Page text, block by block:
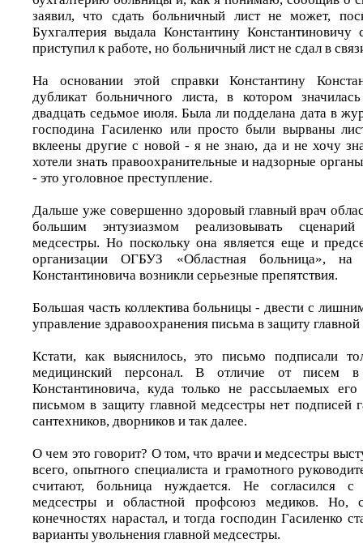
заявил, что сдать больничный лист не может,
Бухгалтерия выдала Константину
приступил к работе, но больничный лист не сдал в
На основании этой справки Константину
дубликат больничного листа, в котором
двадцать седьмое июля. Была ли подделана дата в
господина Гасиленко или просто были вырваны
вклеены другие с новой - я не знаю, да и не хочу
хотели знать правоохранительные и надзорные
- это уголовное преступление.
Дальше уже совершенно здоровый главный врач
большим энтузиазмом реализовывать
медсестры. Но поскольку она является еще и
организации ОГБУЗ «Областная больница»,
Константиновича возникли серьезные препятствия.
Большая часть коллектива больницы - двести с
управление здравоохранения письма в защиту
Кстати, как выяснилось, это письмо подписали
медицинский персонал. В отличие от писем в
Константиновича, куда только не рассылаемых
письмом в защиту главной медсестры нет подписей
сантехников, дворников и так далее.
О чем это говорит? О том, что врачи и медсестры
всего, опытного специалиста и грамотного
считают, больница нуждается. Не согласился с
медсестры и областной профсоюз медиков. Но,
конечностях нарастал, и тогда господин Гасиленко
варианты увольнения главной медсестры.